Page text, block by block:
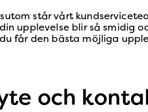
står vårt
upplevelse blir så smidig
får den bästa möjliga
och